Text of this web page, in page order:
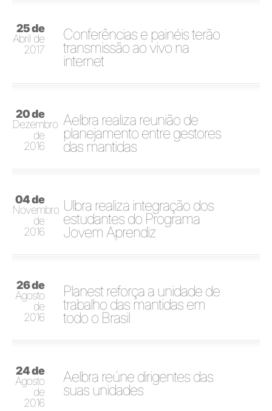
25 de
Abril de
2017
Conferências e painéis terão
transmissão ao vivo na
internet
20 de
Dezembro
de
2016
Aelbra realiza reunião de
planejamento entre gestores
das mantidas
04 de
Novembro
de
2016
Ulbra realiza integração dos
estudantes do Programa
Jovem Aprendiz
26 de
Agosto
de
2016
Planest reforça a unidade de
trabalho das mantidas em
todo o Brasil
24 de
Agosto
de
2016
Aelbra reúne dirigentes das
suas unidades